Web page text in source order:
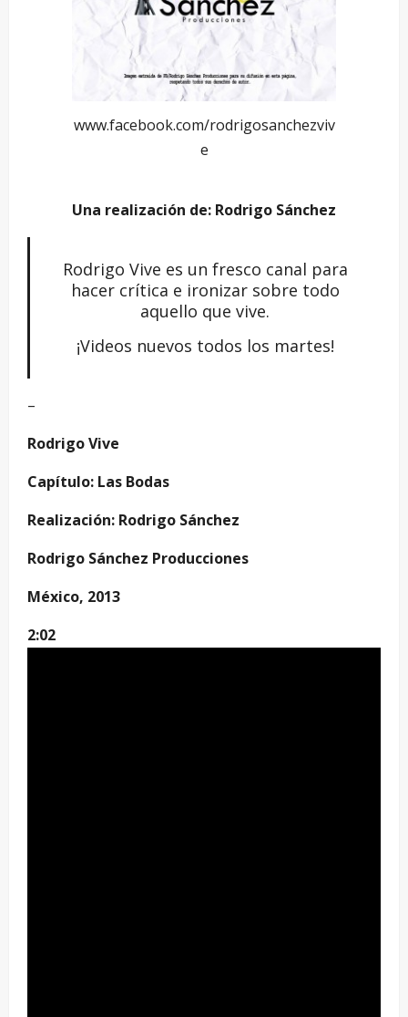
www.facebook.com/rodrigosanchezviv
e
Una realización de: Rodrigo Sánchez
Rodrigo Vive es un fresco canal para
hacer crítica e ironizar sobre todo
aquello que vive.
¡Videos nuevos todos los martes!
–
Rodrigo Vive
Capítulo: Las Bodas
Realización: Rodrigo Sánchez
Rodrigo Sánchez Producciones
México, 2013
2:02